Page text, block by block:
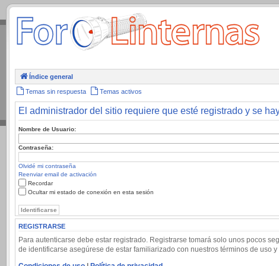
.
Índice general
Temas sin respuesta Temas activos
El administrador del sitio requiere que esté registrado y se
Nombre de Usuario:
Contraseña:
Olvidé mi contraseña
Reenviar email de activación
Recordar
Ocultar mi estado de conexión en esta sesión
REGISTRARSE
Para autenticarse debe estar registrado. Registrarse tomará solo unos pocos
de identificarse asegúrese de estar familiarizado con nuestros términos de uso